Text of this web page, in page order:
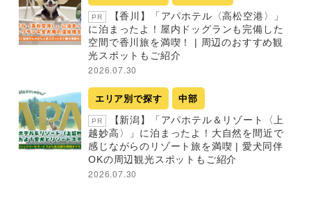
PR
【香川】「アパホテル〈高松空港〉」
に泊まったよ！屋内ドッグランも完備した
空間で香川旅を満喫！ | 周辺のおすすめ観
光スポットもご紹介
2026.07.30
エリア別で探す 中部
PR
【新潟】「アパホテル＆リゾート〈上
越妙高〉」に泊まったよ！大自然を間近で
感じながらのリゾート旅を満喫 | 愛犬同伴
OKの周辺観光スポットもご紹介
2026.07.30